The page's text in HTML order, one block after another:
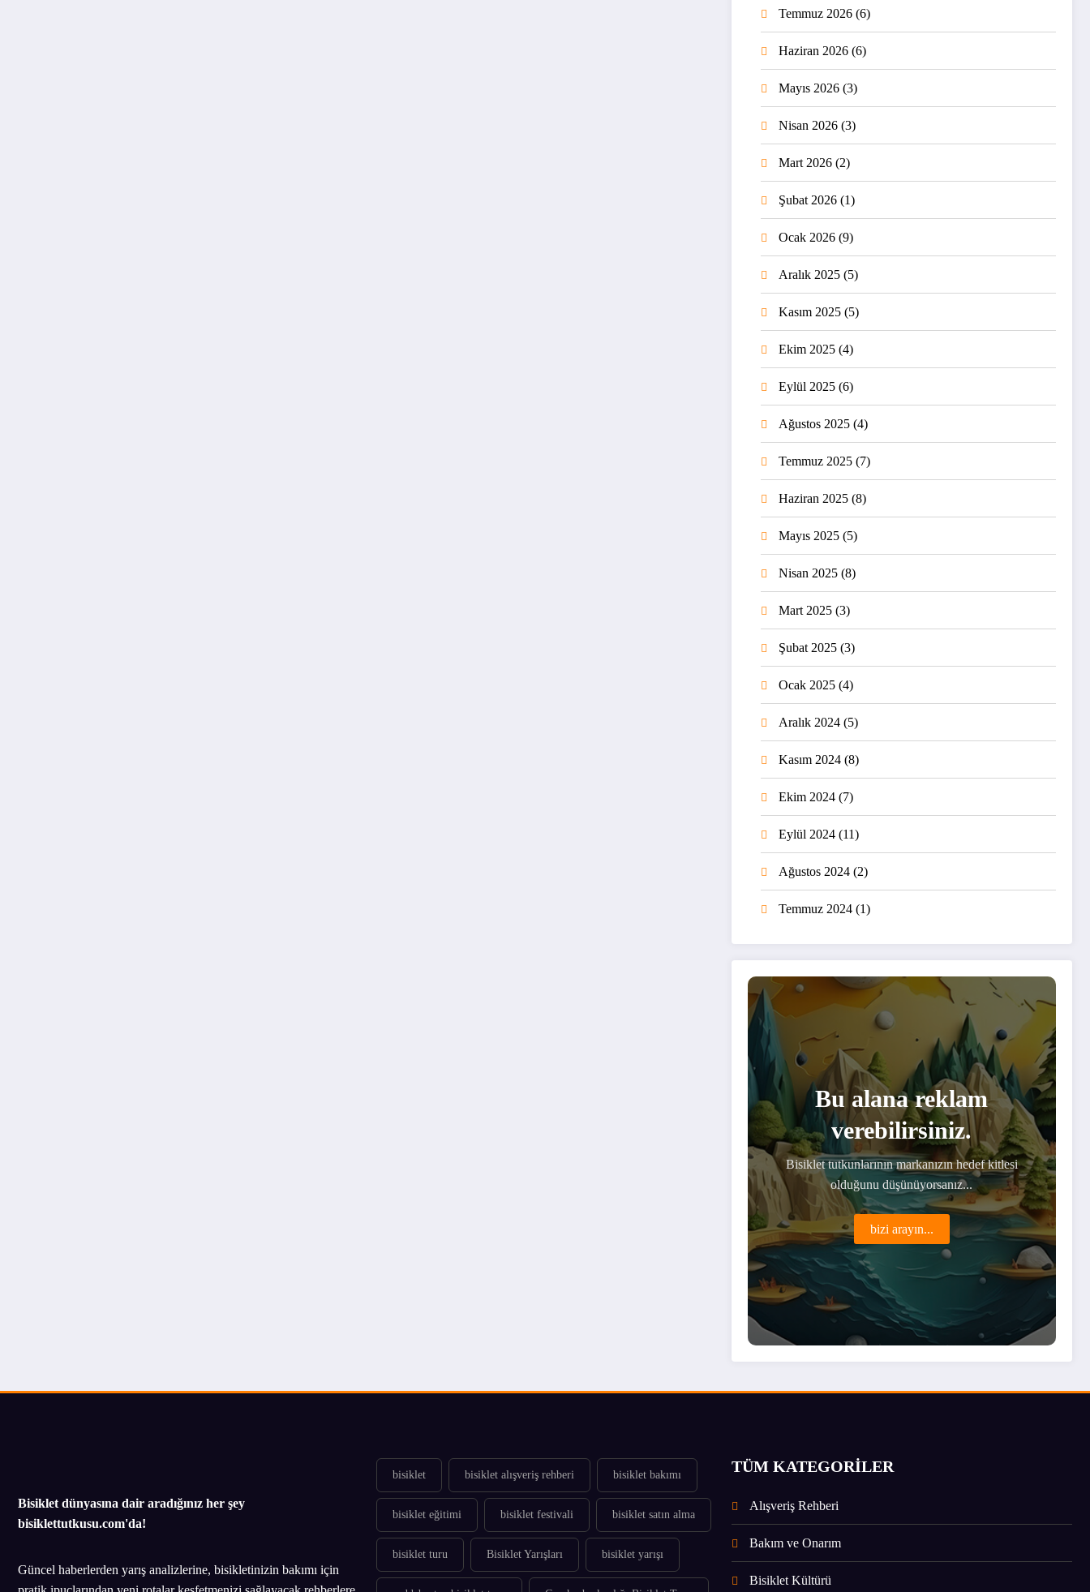
Temmuz 2026 (6)
Haziran 2026 (6)
Mayıs 2026 (3)
Nisan 2026 (3)
Mart 2026 (2)
Şubat 2026 (1)
Ocak 2026 (9)
Aralık 2025 (5)
Kasım 2025 (5)
Ekim 2025 (4)
Eylül 2025 (6)
Ağustos 2025 (4)
Temmuz 2025 (7)
Haziran 2025 (8)
Mayıs 2025 (5)
Nisan 2025 (8)
Mart 2025 (3)
Şubat 2025 (3)
Ocak 2025 (4)
Aralık 2024 (5)
Kasım 2024 (8)
Ekim 2024 (7)
Eylül 2024 (11)
Ağustos 2024 (2)
Temmuz 2024 (1)
Bu alana reklam
verebilirsiniz.
Bisiklet tutkunlarının markanızın hedef kitlesi
olduğunu düşünüyorsanız...
bizi arayın...
Bisiklet dünyasına dair aradığınız her şey
bisiklettutkusu.com'da!
Güncel haberlerden yarış analizlerine, bisikletinizin bakımı için
bisiklet bisiklet alışveriş rehberi bisiklet bakımı
bisiklet eğitimi bisiklet festivali bisiklet satın alma
bisiklet turu Bisiklet Yarışları bisiklet yarışı
TÜM KATEGORİLER
Alışveriş Rehberi
Bakım ve Onarım
Bisiklet Kültürü